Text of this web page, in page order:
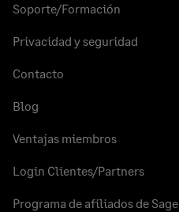
Soporte/Formación
Privacidad y seguridad
Contacto
Blog
Ventajas miembros
Login Clientes/Partners
Programa de afiliados de Sage